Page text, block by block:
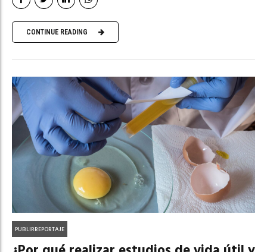
CONTINUE READING
PUBLIRREPORTAJE